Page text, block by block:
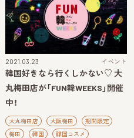
2021.03.23 イベント
韓国好きなら行くしかない♡ 大
丸梅田店が「FUN韓WEEKS」開催
中！
大丸梅田店 大阪梅田
期間限定
梅田
韓国 韓国コスメ